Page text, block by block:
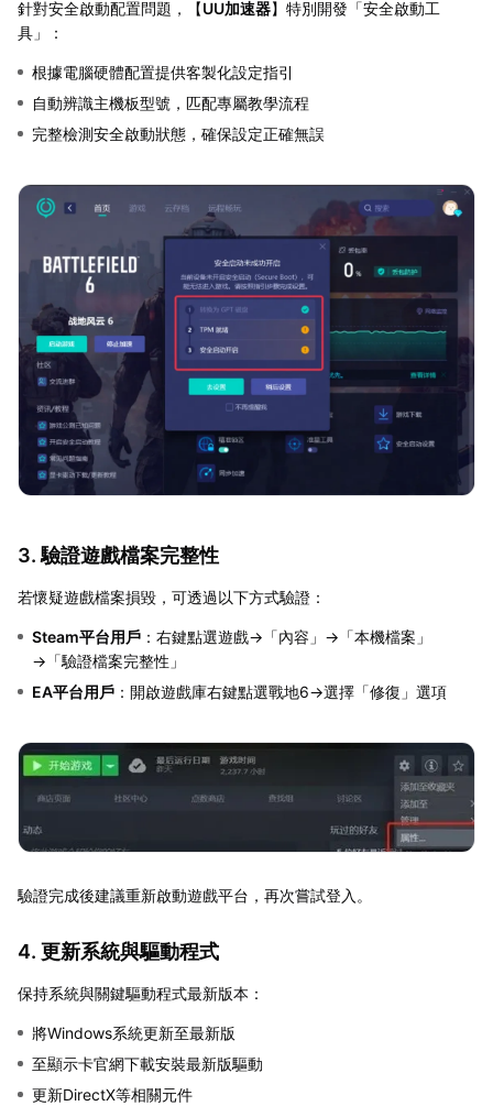
針對安全啟動配置問題，【UU加速器】特別開發「安全啟動工
具」：
根據電腦硬體配置提供客製化設定指引
自動辨識主機板型號，匹配專屬教學流程
完整檢測安全啟動狀態，確保設定正確無誤
3. 驗證遊戲檔案完整性
若懷疑遊戲檔案損毀，可透過以下方式驗證：
Steam平台用戶 ：右鍵點選遊戲→「內容」→「本機檔案」
→「驗證檔案完整性」
EA平台用戶 ：開啟遊戲庫右鍵點選戰地6→選擇「修復」選項
驗證完成後建議重新啟動遊戲平台，再次嘗試登入。
4. 更新系統與驅動程式
保持系統與關鍵驅動程式最新版本：
將Windows系統更新至最新版
至顯示卡官網下載安裝最新版驅動
更新DirectX等相關元件